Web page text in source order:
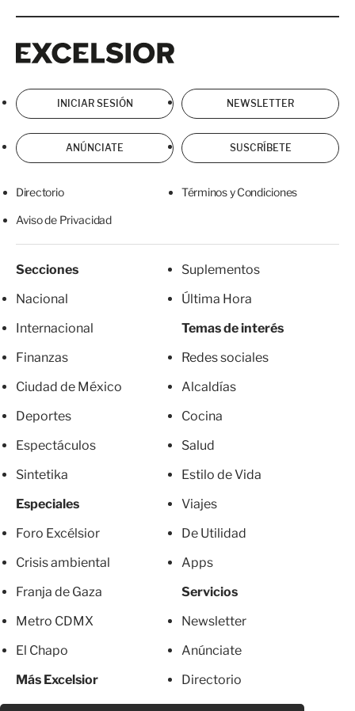
INICIAR SESIÓN NEWSLETTER
ANÚNCIATE SUSCRÍBETE
Directorio Términos y Condiciones
Aviso de Privacidad
Secciones
Nacional
Internacional
Finanzas
Ciudad de México
Deportes
Espectáculos
Sintetika
Especiales
Foro Excélsior
Crisis ambiental
Franja de Gaza
Metro CDMX
El Chapo
Más Excelsior
Suplementos
Última Hora
Temas de interés
Redes sociales
Alcaldías
Cocina
Salud
Estilo de Vida
Viajes
De Utilidad
Apps
Servicios
Newsletter
Anúnciate
Directorio